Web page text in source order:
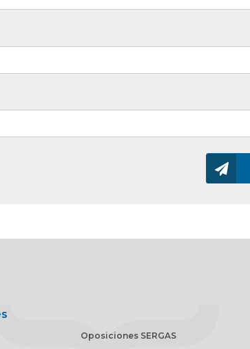
Oposiciones SERGAS